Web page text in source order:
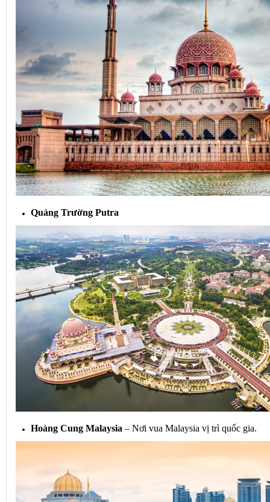
Quảng Trường Putra
Hoàng Cung Malaysia – Nơi vua Malaysia vị trì quốc gia.